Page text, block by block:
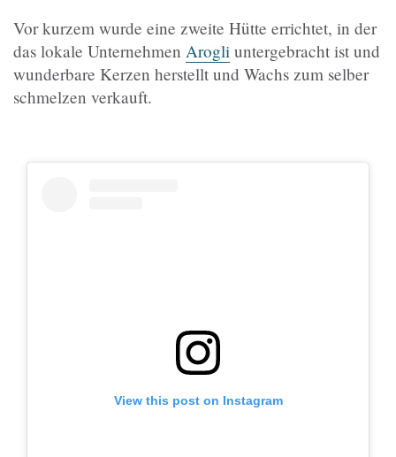
Vor kurzem wurde eine zweite Hütte errichtet, in der
das lokale Unternehmen Arogli untergebracht ist und
wunderbare Kerzen herstellt und Wachs zum selber
schmelzen verkauft.
View this post on Instagram